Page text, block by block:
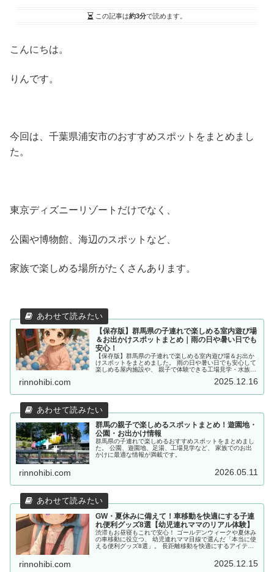
この記事は約3分で読めます。
こんにちは。
りんです。
今回は、千葉県浦安市のおすすめスポットをまとめまし
た。
東京ディズニーリゾートだけでなく、
公園や博物館、海辺のスポットなど、
家族で楽しめる場所がたくさんあります。
【保存版】群馬県の子連れで楽しめる室内遊び場
＆お出かけスポットまとめ｜雨の日や暑い日でも
安心！
【保存版】群馬県の子連れで楽しめる室内遊び場＆お出か
けスポットをまとめました。 雨の日や暑い日でも安心して
楽しめる屋内施設や、 親子で体験できる工場見学・水族館
rinnohibi.com 2025.12.16
群馬の親子で楽しめるスポットまとめ！遊園地・
公園・お出かけ情報
群馬県の子連れで楽しめるおすすめスポットをまとめまし
た。 公園、遊園地、足湯、工場見学など、 家族でのお出
かけに最適な情報が満載です。
rinnohibi.com 2026.05.11
GW・夏休みに備えて！車移動を快適にする子連
れ便利グッズ8選【幼児連れママのリアル体験】
渋滞もお昼寝もこれで安心！ ゴールデンウィークや夏休み
の車移動に役立つ、 幼児連れママ目線で選んだ「本当に使
える便利グッズ8選」。 長距離移動を快適にするアイテム
rinnohibi.com 2025.12.15